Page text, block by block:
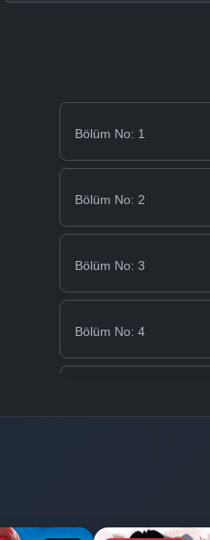
Bölüm No: 1
Bölüm No: 2
Bölüm No: 3
Bölüm No: 4
Bölüm No: 7